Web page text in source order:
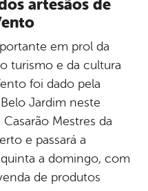
artesãos de
em prol da
turismo e da cultura
foi dado pela
Jardim neste
Mestres da
e passará a
a domingo, com
de produtos